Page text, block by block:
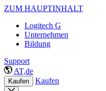
ZUM HAUPTINHALT
Logitech G
Unternehmen
Bildung
Support
AT,de
Kaufen Kaufen